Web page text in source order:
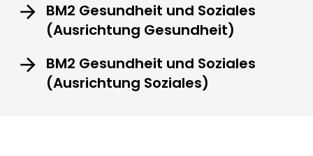
BM2 Gesundheit und Soziales
(Ausrichtung Gesundheit)
BM2 Gesundheit und Soziales
(Ausrichtung Soziales)